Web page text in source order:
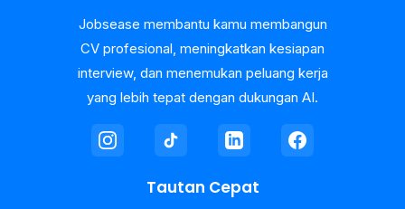
Jobsease membantu kamu membangun
CV profesional, meningkatkan kesiapan
interview, dan menemukan peluang kerja
yang lebih tepat dengan dukungan AI.
Tautan Cepat